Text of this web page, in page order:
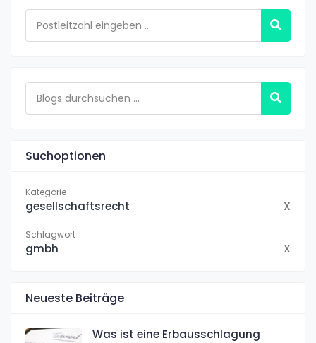
Suchoptionen
Kategorie
gesellschaftsrecht X
Schlagwort
gmbh X
Neueste Beiträge
Was ist eine Erbausschlagung